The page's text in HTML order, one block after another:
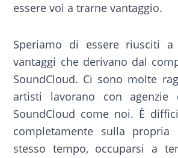
essere voi a trarne vantaggio.
Speriamo di essere riusciti
vantaggi che derivano dal
SoundCloud. Ci sono molte
artisti lavorano con agenzie
SoundCloud come noi. È
completamente sulla
stesso tempo, occuparsi a